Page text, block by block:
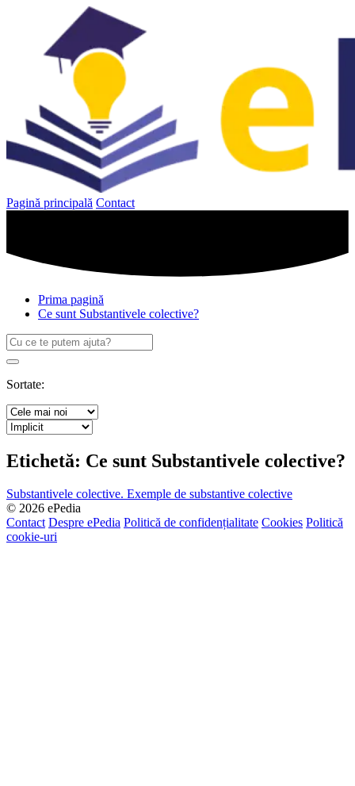
Pagină principală Contact
Prima pagină
Ce sunt Substantivele colective?
Caută
după:
Search
Sortate:
Etichetă: Ce sunt Substantivele colective?
Substantivele colective. Exemple de substantive colective
© 2026 ePedia
Contact Despre ePedia Politică de confidențialitate Cookies Politică
cookie-uri